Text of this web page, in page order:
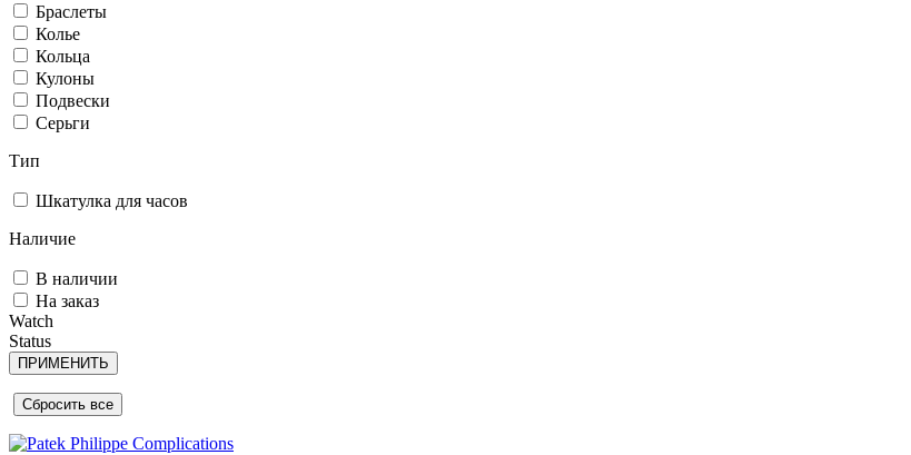
Браслеты
Колье
Кольца
Кулоны
Подвески
Серьги
Тип
Шкатулка для часов
Наличие
В наличии
На заказ
Watch
Status